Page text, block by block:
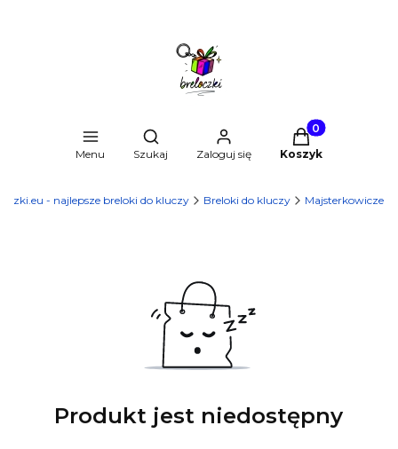
Menu
Otwórz wyszukiwarkę
Szukaj Zaloguj się
Produkty w
Koszyk
- najlepsze breloki do kluczy Breloki do kluczy Majsterkowicze
Produkt jest niedostępny